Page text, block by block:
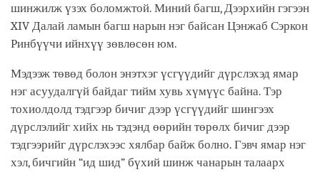
шинжилж үзэх боломжтой. Миний багш, Дээрхийн гэгээн
XIV Далай ламын багш нарын нэг байсан Цэнжаб Сэркон
Ринбүүчи ийнхүү зөвлөсөн юм.
Мэдээж төвөд болон энэтхэг үсгүүдийг дүрслэхэд ямар
нэг асуудалгүй байдаг тийм хувь хүмүүс байна. Тэр
тохиолдолд тэдгээр бичиг дээр үсгүүдийг шингээх
дүрслэлийг хийх нь тэдэнд өөрийн төрөлх бичиг дээр
тэдгээрийг дүрслэхээс хялбар байж болно. Гэвч ямар нэг
хэл, бичгийн “ид шид” бүхий шинж чанарын талаарх